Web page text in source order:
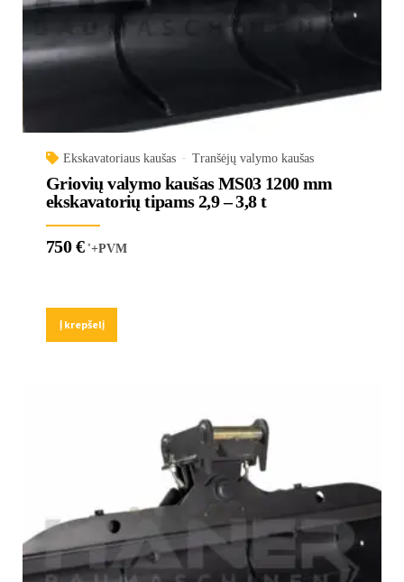
Ekskavatoriaus kaušas Tranšėjų valymo kaušas
Griovių valymo kaušas MS03 1200 mm
ekskavatorių tipams 2,9 – 3,8 t
750€'+PVM
Į krepšelį